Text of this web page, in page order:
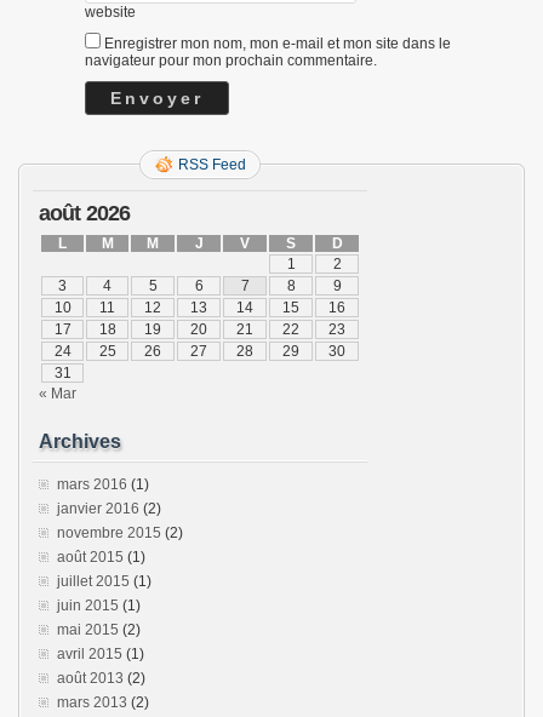
website
Enregistrer mon nom, mon e-mail et mon site dans le
navigateur pour mon prochain commentaire.
RSS Feed
août 2026
L M M J V S
D
1
2
3
4 5 6 7 8
9
10
11 12 13 14 15
16
17
18 19 20 21 22
23
24
25 26 27 28 29
30
31
« Mar
Archives
mars 2016 (1)
janvier 2016 (2)
novembre 2015 (2)
août 2015 (1)
juillet 2015 (1)
juin 2015 (1)
mai 2015 (2)
avril 2015 (1)
août 2013 (2)
mars 2013 (2)